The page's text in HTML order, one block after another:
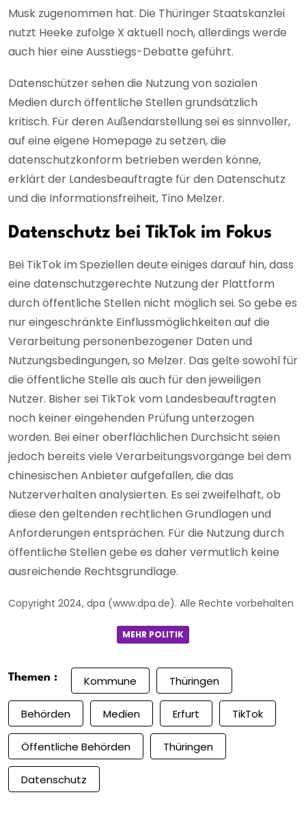
Musk zugenommen hat. Die Thüringer Staatskanzlei
nutzt Heeke zufolge X aktuell noch, allerdings werde
auch hier eine Ausstiegs-Debatte geführt.
Datenschützer sehen die Nutzung von sozialen
Medien durch öffentliche Stellen grundsätzlich
kritisch. Für deren Außendarstellung sei es sinnvoller,
auf eine eigene Homepage zu setzen, die
datenschutzkonform betrieben werden könne,
erklärt der Landesbeauftragte für den Datenschutz
und die Informationsfreiheit, Tino Melzer.
Datenschutz bei TikTok im Fokus
Bei TikTok im Speziellen deute einiges darauf hin, dass
eine datenschutzgerechte Nutzung der Plattform
durch öffentliche Stellen nicht möglich sei. So gebe es
nur eingeschränkte Einflussmöglichkeiten auf die
Verarbeitung personenbezogener Daten und
Nutzungsbedingungen, so Melzer. Das gelte sowohl für
die öffentliche Stelle als auch für den jeweiligen
Nutzer. Bisher sei TikTok vom Landesbeauftragten
noch keiner eingehenden Prüfung unterzogen
worden. Bei einer oberflächlichen Durchsicht seien
jedoch bereits viele Verarbeitungsvorgänge bei dem
chinesischen Anbieter aufgefallen, die das
Nutzerverhalten analysierten. Es sei zweifelhaft, ob
diese den geltenden rechtlichen Grundlagen und
Anforderungen entsprächen. Für die Nutzung durch
öffentliche Stellen gebe es daher vermutlich keine
ausreichende Rechtsgrundlage.
Copyright 2024, dpa (www.dpa.de). Alle Rechte vorbehalten
MEHR POLITIK
Themen : Kommune Thüringen
Behörden Medien Erfurt TikTok
Öffentliche Behörden Thüringen
Datenschutz